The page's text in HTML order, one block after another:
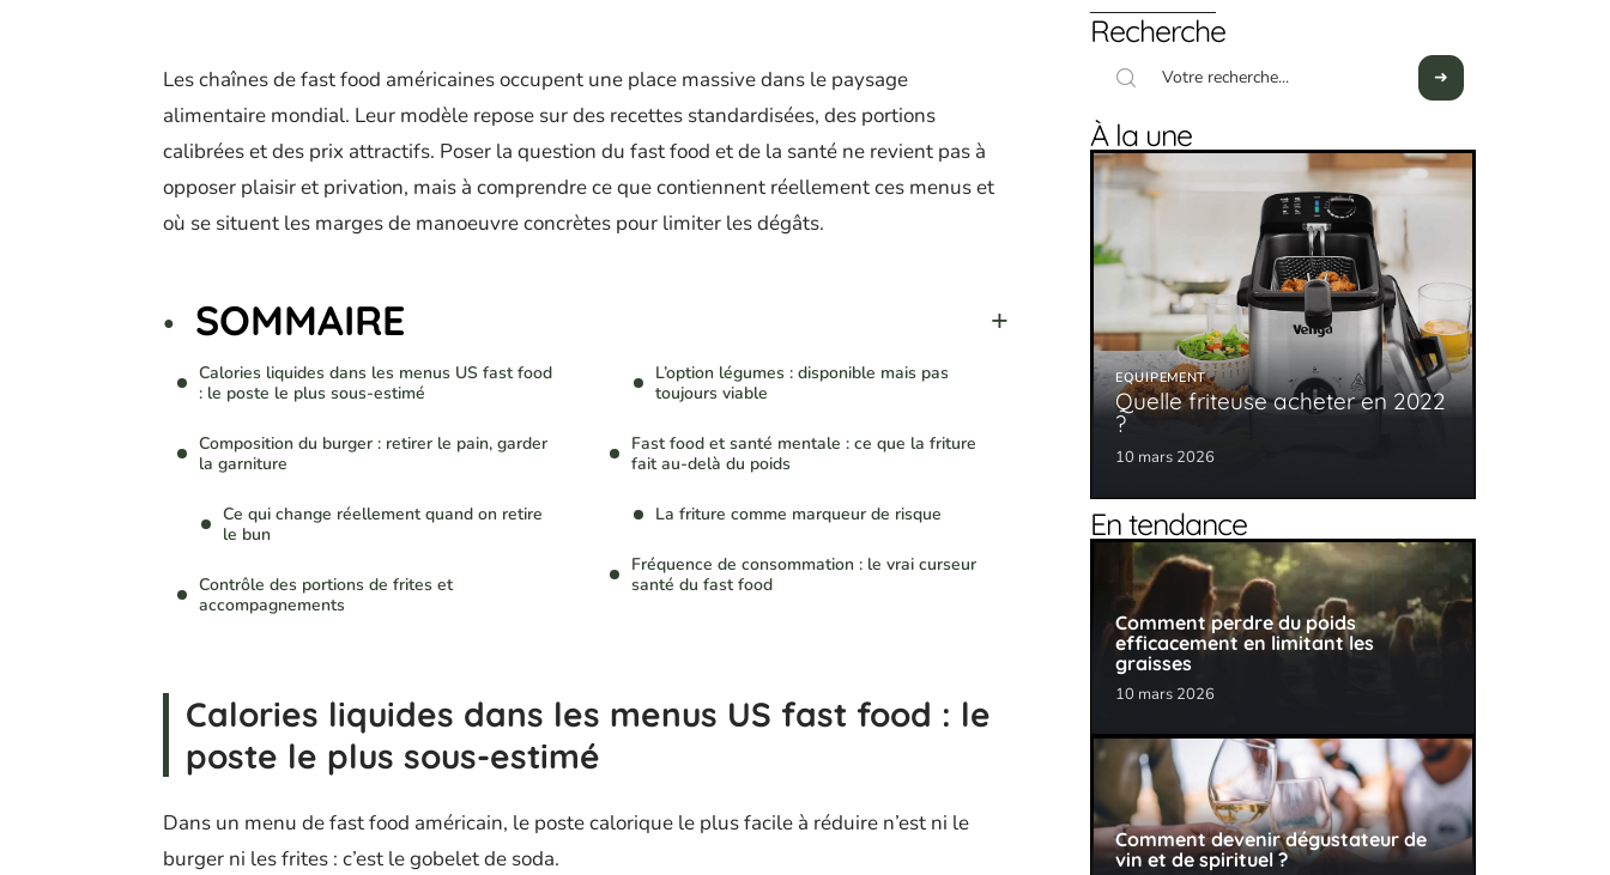
Les chaînes de fast food américaines occupent une place massive dans le paysage
alimentaire mondial. Leur modèle repose sur des recettes standardisées, des portions
calibrées et des prix attractifs. Poser la question du fast food et de la santé ne revient pas à
opposer plaisir et privation, mais à comprendre ce que contiennent réellement ces menus et
où se situent les marges de manoeuvre concrètes pour limiter les dégâts.
SOMMAIRE
Calories liquides dans les menus US fast food
: le poste le plus sous-estimé
Composition du burger : retirer le pain, garder
la garniture
Ce qui change réellement quand on retire
le bun
Contrôle des portions de frites et
accompagnements
L’option légumes : disponible mais pas
toujours viable
Fast food et santé mentale : ce que la friture
fait au-delà du poids
La friture comme marqueur de risque
Fréquence de consommation : le vrai curseur
santé du fast food
Calories liquides dans les menus US fast food : le
poste le plus sous-estimé
Dans un menu de fast food américain, le poste calorique le plus facile à réduire n’est ni le
burger ni les frites : c’est le gobelet de soda.
Recherche
À la une
EQUIPEMENT
Quelle friteuse acheter en 2022
?
10 mars 2026
En tendance
Comment perdre du poids
efficacement en limitant les
graisses
10 mars 2026
Comment devenir dégustateur de
vin et de spirituel ?